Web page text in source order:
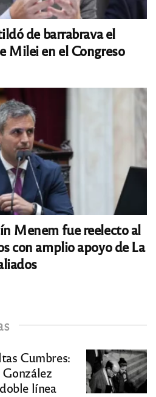
de barrabrava el
Milei en el Congreso
Menem fue reelecto al
con amplio apoyo de La
Cumbres:
línea